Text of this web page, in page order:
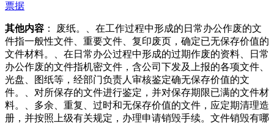
票据
其他内容 ： 废纸。、在工作过程中形成的日常办公作废的文
件指一般性文件、重要文件、复印废页，确定已无保存价值的
文件材料。、在日常办公过程中形成的过期作废的资料、日常
办公作废的文件指机密文件，含公司下发及上报的各项文件、
光盘、图纸等，经部门负责人审核鉴定确无保存价值的文
件。、对所保存的文件进行鉴定，并对保存期限已满的文件材
料。、多余、重复、过时和无保存价值的文件，应定期清理造
册，并按照上级有关规定，办理申请销毁手续。文件销毁有哪